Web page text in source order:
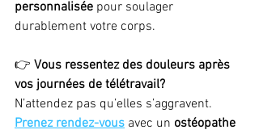
personnalisée pour soulager
durablement votre corps.
👉 Vous ressentez des douleurs après
vos journées de télétravail?
N’attendez pas qu’elles s’aggravent.
Prenez rendez-vous avec un ostéopathe